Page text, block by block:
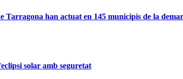
Tarragona han actuat en 145 municipis de la
solar amb seguretat